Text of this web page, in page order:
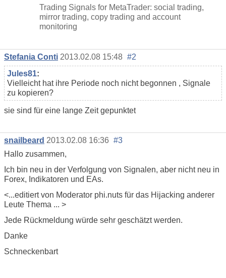
Trading Signals for MetaTrader: social trading,
mirror trading, copy trading and account
monitoring
Stefania Conti 2013.02.08 15:48 #2
Jules81:
Vielleicht hat ihre Periode noch nicht begonnen , Signale
zu kopieren?
sie sind für eine lange Zeit gepunktet
snailbeard 2013.02.08 16:36 #3
Hallo zusammen,
Ich bin neu in der Verfolgung von Signalen, aber nicht neu in
Forex, Indikatoren und EAs.
<...editiert von Moderator phi.nuts für das Hijacking anderer
Leute Thema ... >
Jede Rückmeldung würde sehr geschätzt werden.
Danke
Schneckenbart